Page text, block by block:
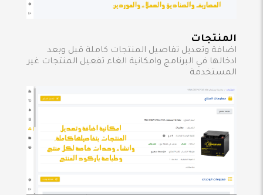
المنتجات
اضافة وتعديل تفاصيل المنتجات كاملة قبل وبعد
ادخالها في البرنامج وامكانية الغاء تفعيل المنتجات غير
المستخدمة